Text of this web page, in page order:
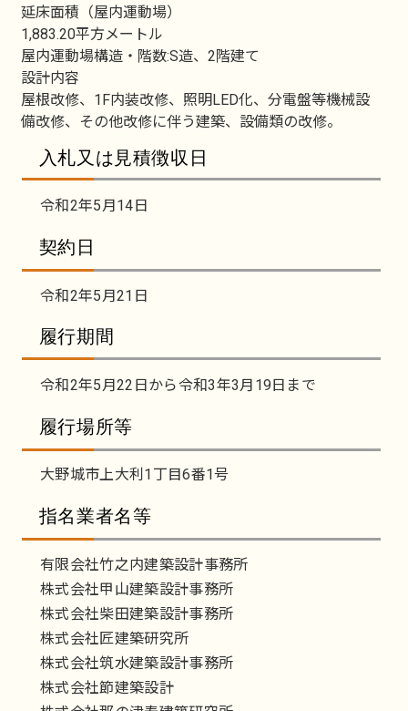
延床面積（屋内運動場）
1,883.20平方メートル
屋内運動場構造・階数:S造、2階建て
設計内容
屋根改修、1F内装改修、照明LED化、分電盤等機械設
備改修、その他改修に伴う建築、設備類の改修。
入札又は見積徴収日
令和2年5月14日
契約日
令和2年5月21日
履行期間
令和2年5月22日から令和3年3月19日まで
履行場所等
大野城市上大利1丁目6番1号
指名業者名等
有限会社竹之内建築設計事務所
株式会社甲山建築設計事務所
株式会社柴田建築設計事務所
株式会社匠建築研究所
株式会社筑水建築設計事務所
株式会社節建築設計